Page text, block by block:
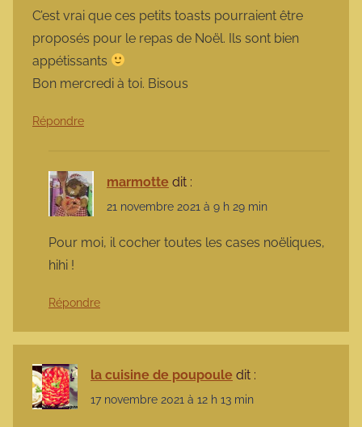
C’est vrai que ces petits toasts pourraient être
proposés pour le repas de Noël. Ils sont bien
appétissants
Bon mercredi à toi. Bisous
Répondre
marmotte dit :
21 novembre 2021 à 9 h 29 min
Pour moi, il cocher toutes les cases noëliques,
hihi !
Répondre
la cuisine de poupoule dit :
17 novembre 2021 à 12 h 13 min